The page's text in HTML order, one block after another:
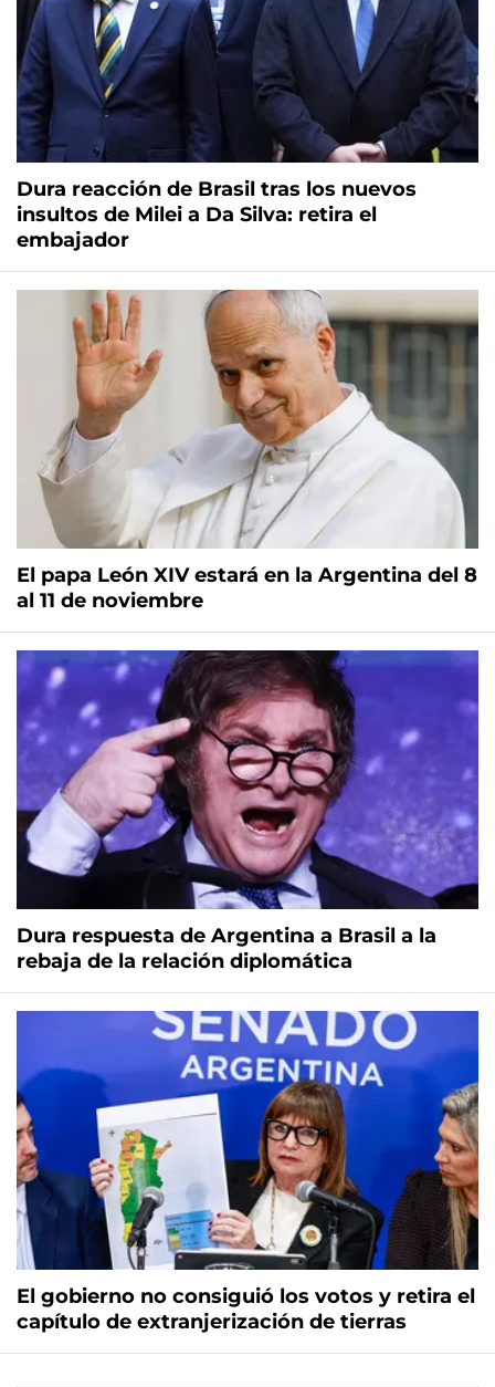
Dura reacción de Brasil tras los nuevos
insultos de Milei a Da Silva: retira el
embajador
El papa León XIV estará en la Argentina del 8
al 11 de noviembre
Dura respuesta de Argentina a Brasil a la
rebaja de la relación diplomática
El gobierno no consiguió los votos y retira el
capítulo de extranjerización de tierras